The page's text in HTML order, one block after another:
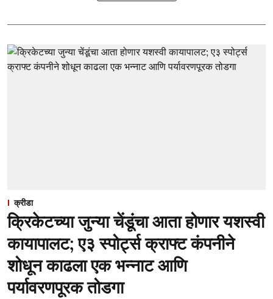
क्रीडा
क्रिकेटच्या जुन्या चेंडूंचा आता होणार यशस्वी
कायापालट; ए३ स्पोर्ट्स क्राफ्ट कंपनीने
शोधून काढला एक भन्नाट आणि
पर्यावरणपूरक तोडगा